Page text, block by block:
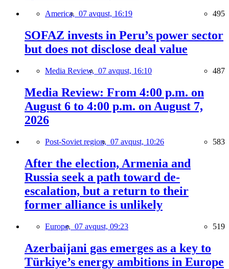
America, 07 avqust, 16:19 495
SOFAZ invests in Peru’s power sector
but does not disclose deal value
Media Review, 07 avqust, 16:10 487
Media Review: From 4:00 p.m. on
August 6 to 4:00 p.m. on August 7,
2026
Post-Soviet region, 07 avqust, 10:26 583
After the election, Armenia and
Russia seek a path toward de-
escalation, but a return to their
former alliance is unlikely
Europe, 07 avqust, 09:23 519
Azerbaijani gas emerges as a key to
Türkiye’s energy ambitions in Europe